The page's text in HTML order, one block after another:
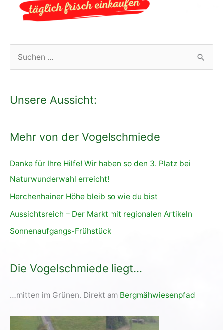
h
n
a
c
h
:
Unsere Aussicht:
Mehr von der Vogelschmiede
Danke für Ihre Hilfe! Wir haben so den 3. Platz bei
Naturwunderwahl erreicht!
Herchenhainer Höhe bleib so wie du bist
Aussichtsreich – Der Markt mit regionalen Artikeln
Sonnenaufgangs-Frühstück
Die Vogelschmiede liegt…
…mitten im Grünen. Direkt am Bergmähwiesenpfad